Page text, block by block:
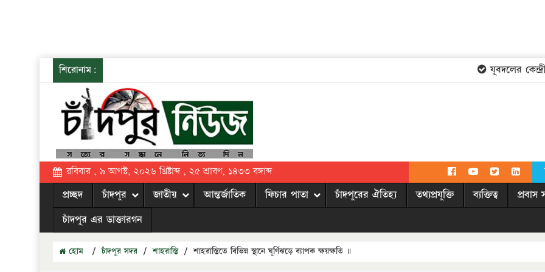
শিরোনাম: যুবদলের কেন্দ্রীয়
রবিবার , ৯ আগস্ট, ২০২৬ খ্রিষ্টাব্দ , ২৫ শ্রাবণ, ১৪৩৩ বঙ্গাব্দ
প্রচ্ছদ চাঁদপুর জাতীয় আন্তর্জাতিক ফিচার পাতা চাঁদপুরের ঐতিহ্য তথ্যপ্রযুক্তি ব্যক্তিত্ব প্রবাস
চাঁদপুর এর ডাক্তারগন
হোম / চাঁদপুর সদর / শাহরাস্তি / শাহরাস্তিতে বিভিন্ন স্থানে ঘূর্ণিঝড়ে ব্যাপক ক্ষয়ক্ষতি ॥